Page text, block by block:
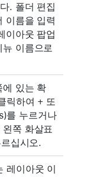
. 폴더 편집
이름을 입력
이아웃 팝업
이름으로
에 있는 확
릭하여 + 또
를 누르거나
쪽 화살표
십시오.
레이아웃 이